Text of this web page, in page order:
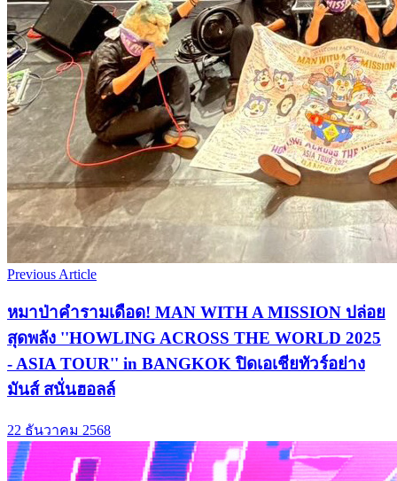
Previous Article
หมาป่าคำรามเดือด! MAN WITH A MISSION ปล่อย
สุดพลัง ''HOWLING ACROSS THE WORLD 2025
- ASIA TOUR'' in BANGKOK ปิดเอเชียทัวร์อย่าง
มันส์ สนั่นฮอลล์
22 ธันวาคม 2568